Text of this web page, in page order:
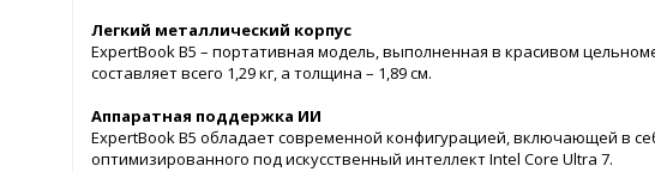
Легкий металлический корпус
ExpertBook B5 – портативная модель, выполненная в красивом
составляет всего 1,29 кг, а толщина – 1,89 см.
Аппаратная поддержка ИИ
ExpertBook B5 обладает современной конфигурацией, включающей в
оптимизированного под искусственный интеллект Intel Core Ultra 7.